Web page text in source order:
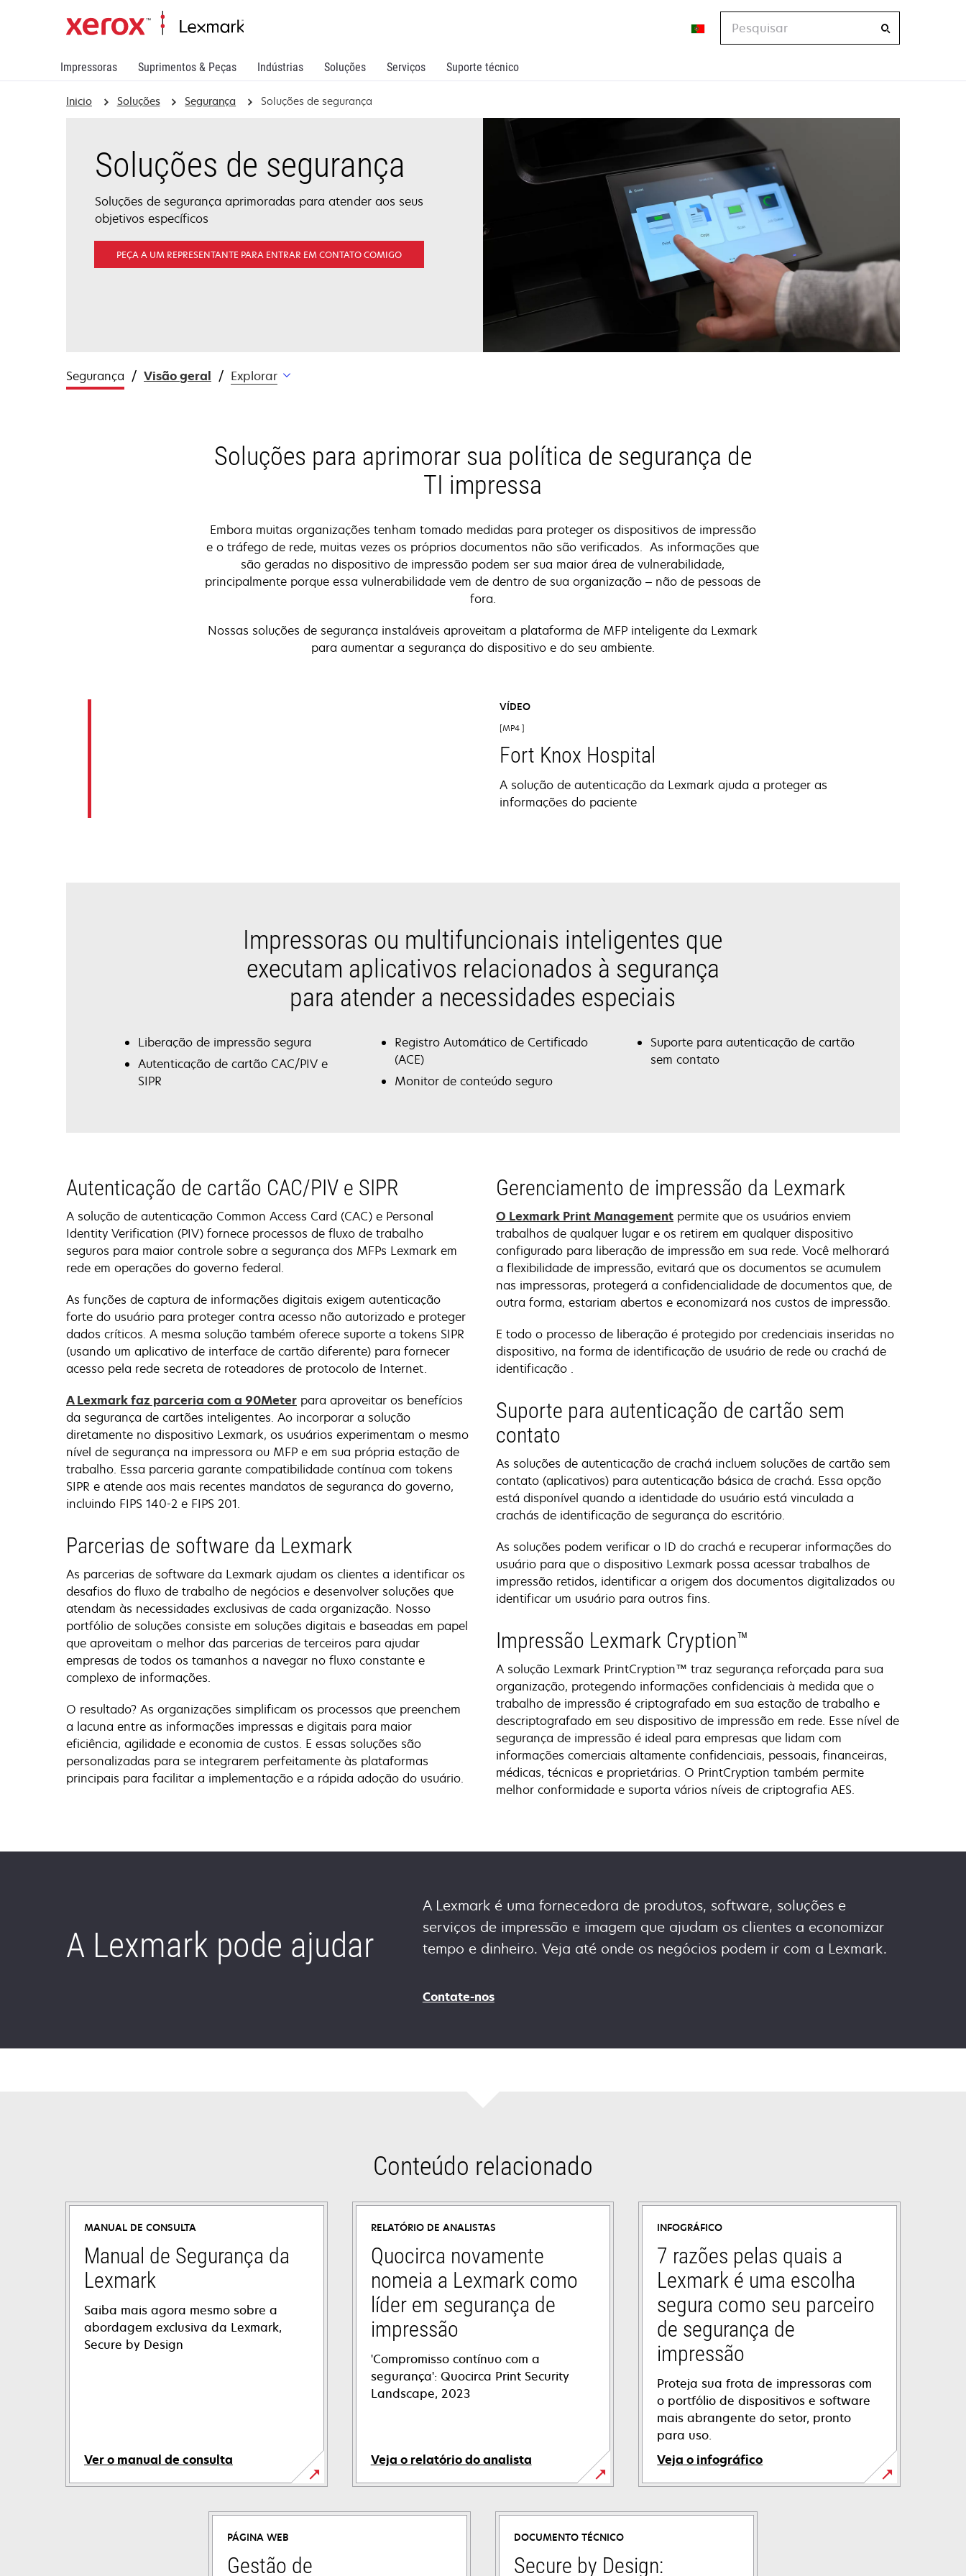
Impressoras Suprimentos & Peças Indústrias Soluções Serviços Suporte técnico
Inicio Soluções Segurança Soluções de segurança
Soluções de segurança
Soluções de segurança aprimoradas para atender aos seus
objetivos específicos
PEÇA A UM REPRESENTANTE PARA ENTRAR EM CONTATO COMIGO
Segurança Visão geral Explorar
Soluções para aprimorar sua política de segurança de
TI impressa
Embora muitas organizações tenham tomado medidas para proteger os dispositivos de impressão
e o tráfego de rede, muitas vezes os próprios documentos não são verificados. As informações que
são geradas no dispositivo de impressão podem ser sua maior área de vulnerabilidade,
principalmente porque essa vulnerabilidade vem de dentro de sua organização – não de pessoas de
fora.
Nossas soluções de segurança instaláveis aproveitam a plataforma de MFP inteligente da Lexmark
para aumentar a segurança do dispositivo e do seu ambiente.
VÍDEO
MP4
Fort Knox Hospital
A solução de autenticação da Lexmark ajuda a proteger as
informações do paciente
Impressoras ou multifuncionais inteligentes que
executam aplicativos relacionados à segurança
para atender a necessidades especiais
Liberação de impressão segura
Autenticação de cartão CAC/PIV e
SIPR
Registro Automático de Certificado
(ACE)
Monitor de conteúdo seguro
Suporte para autenticação de cartão
sem contato
Autenticação de cartão CAC/PIV e SIPR
A solução de autenticação Common Access Card (CAC) e Personal
Identity Verification (PIV) fornece processos de fluxo de trabalho
seguros para maior controle sobre a segurança dos MFPs Lexmark em
rede em operações do governo federal.
As funções de captura de informações digitais exigem autenticação
forte do usuário para proteger contra acesso não autorizado e proteger
dados críticos. A mesma solução também oferece suporte a tokens SIPR
(usando um aplicativo de interface de cartão diferente) para fornecer
acesso pela rede secreta de roteadores de protocolo de Internet.
A Lexmark faz parceria com a 90Meteropens
in
a
new
tab
para aproveitar os benefícios
da segurança de cartões inteligentes. Ao incorporar a solução
diretamente no dispositivo Lexmark, os usuários experimentam o mesmo
nível de segurança na impressora ou MFP e em sua própria estação de
trabalho. Essa parceria garante compatibilidade contínua com tokens
SIPR e atende aos mais recentes mandatos de segurança do governo,
incluindo FIPS 140-2 e FIPS 201.
Parcerias de software da Lexmark
As parcerias de software da Lexmark ajudam os clientes a identificar os
desafios do fluxo de trabalho de negócios e desenvolver soluções que
atendam às necessidades exclusivas de cada organização. Nosso
portfólio de soluções consiste em soluções digitais e baseadas em papel
que aproveitam o melhor das parcerias de terceiros para ajudar
empresas de todos os tamanhos a navegar no fluxo constante e
complexo de informações.
O resultado? As organizações simplificam os processos que preenchem
a lacuna entre as informações impressas e digitais para maior
eficiência, agilidade e economia de custos. E essas soluções são
personalizadas para se integrarem perfeitamente às plataformas
principais para facilitar a implementação e a rápida adoção do usuário.
Gerenciamento de impressão da Lexmark
O Lexmark Print Managementpermite que os usuários enviem
trabalhos de qualquer lugar e os retirem em qualquer dispositivo
configurado para liberação de impressão em sua rede. Você melhorará
a flexibilidade de impressão, evitará que os documentos se acumulem
nas impressoras, protegerá a confidencialidade de documentos que, de
outra forma, estariam abertos e economizará nos custos de impressão.
E todo o processo de liberação é protegido por credenciais inseridas no
dispositivo, na forma de identificação de usuário de rede ou crachá de
identificação .
Suporte para autenticação de cartão sem
contato
As soluções de autenticação de crachá incluem soluções de cartão sem
contato (aplicativos) para autenticação básica de crachá. Essa opção
está disponível quando a identidade do usuário está vinculada a
crachás de identificação de segurança do escritório.
As soluções podem verificar o ID do crachá e recuperar informações do
usuário para que o dispositivo Lexmark possa acessar trabalhos de
impressão retidos, identificar a origem dos documentos digitalizados ou
identificar um usuário para outros fins.
Impressão Lexmark Cryption™
A solução Lexmark PrintCryption™ traz segurança reforçada para sua
organização, protegendo informações confidenciais à medida que o
trabalho de impressão é criptografado em sua estação de trabalho e
descriptografado em seu dispositivo de impressão em rede. Esse nível de
segurança de impressão é ideal para empresas que lidam com
informações comerciais altamente confidenciais, pessoais, financeiras,
médicas, técnicas e proprietárias. O PrintCryption também permite
melhor conformidade e suporta vários níveis de criptografia AES.
A Lexmark pode ajudar
A Lexmark é uma fornecedora de produtos, software, soluções e
serviços de impressão e imagem que ajudam os clientes a economizar
tempo e dinheiro. Veja até onde os negócios podem ir com a Lexmark.
Contate-nos
Conteúdo relacionado
MANUAL DE CONSULTA
Manual de Segurança da
Lexmark
​​Saiba mais agora mesmo sobre a
abordagem exclusiva da Lexmark,
Secure by Design
Ver o manual de consulta
opens
RELATÓRIO DE ANALISTAS
Quocirca novamente
nomeia a Lexmark como
líder em segurança de
impressão
'Compromisso contínuo com a
segurança': Quocirca Print Security
Landscape, 2023
Veja o relatório do analista
INFOGRÁFICO
7 razões pelas quais a
Lexmark é uma escolha
segura como seu parceiro
de segurança de
impressão
Proteja sua frota de impressoras com
o portfólio de dispositivos e software
mais abrangente do setor, pronto
para uso.
Veja o infográfico
PÁGINA WEB
Gestão de
DOCUMENTO TÉCNICO
Secure by Design: